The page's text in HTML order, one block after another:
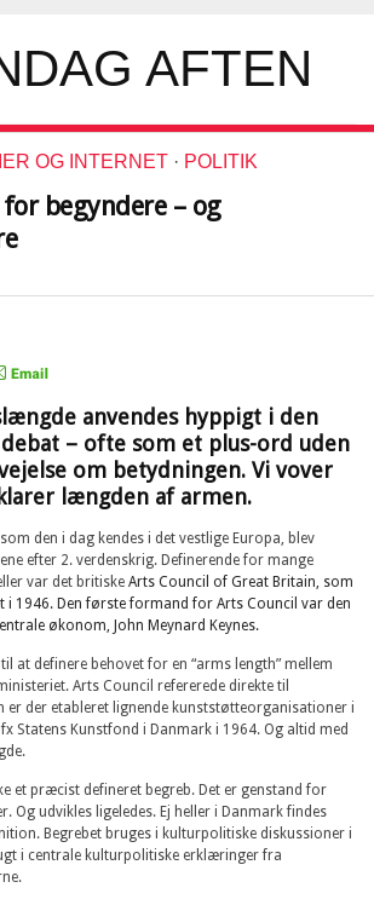
OG INTERNET · POLITIK
begyndere – og
anvendes hyppigt i den
– ofte som et plus-ord uden
om betydningen. Vi vover
længden af armen.
den i dag kendes i det vestlige Europa, blev
efter 2. verdenskrig. Definerende for mange
var det britiske Arts Council of Great Britain, som
i 1946. Den første formand for Arts Council var den
økonom, John Meynard Keynes.
at definere behovet for en “arms length” mellem
Arts Council refererede direkte til
er der etableret lignende kunststøtteorganisationer i
Statens Kunstfond i Danmark i 1964. Og altid med
et præcist defineret begreb. Det er genstand for
Og udvikles ligeledes. Ej heller i Danmark findes
Begrebet bruges i kulturpolitiske diskussioner i
i centrale kulturpolitiske erklæringer fra